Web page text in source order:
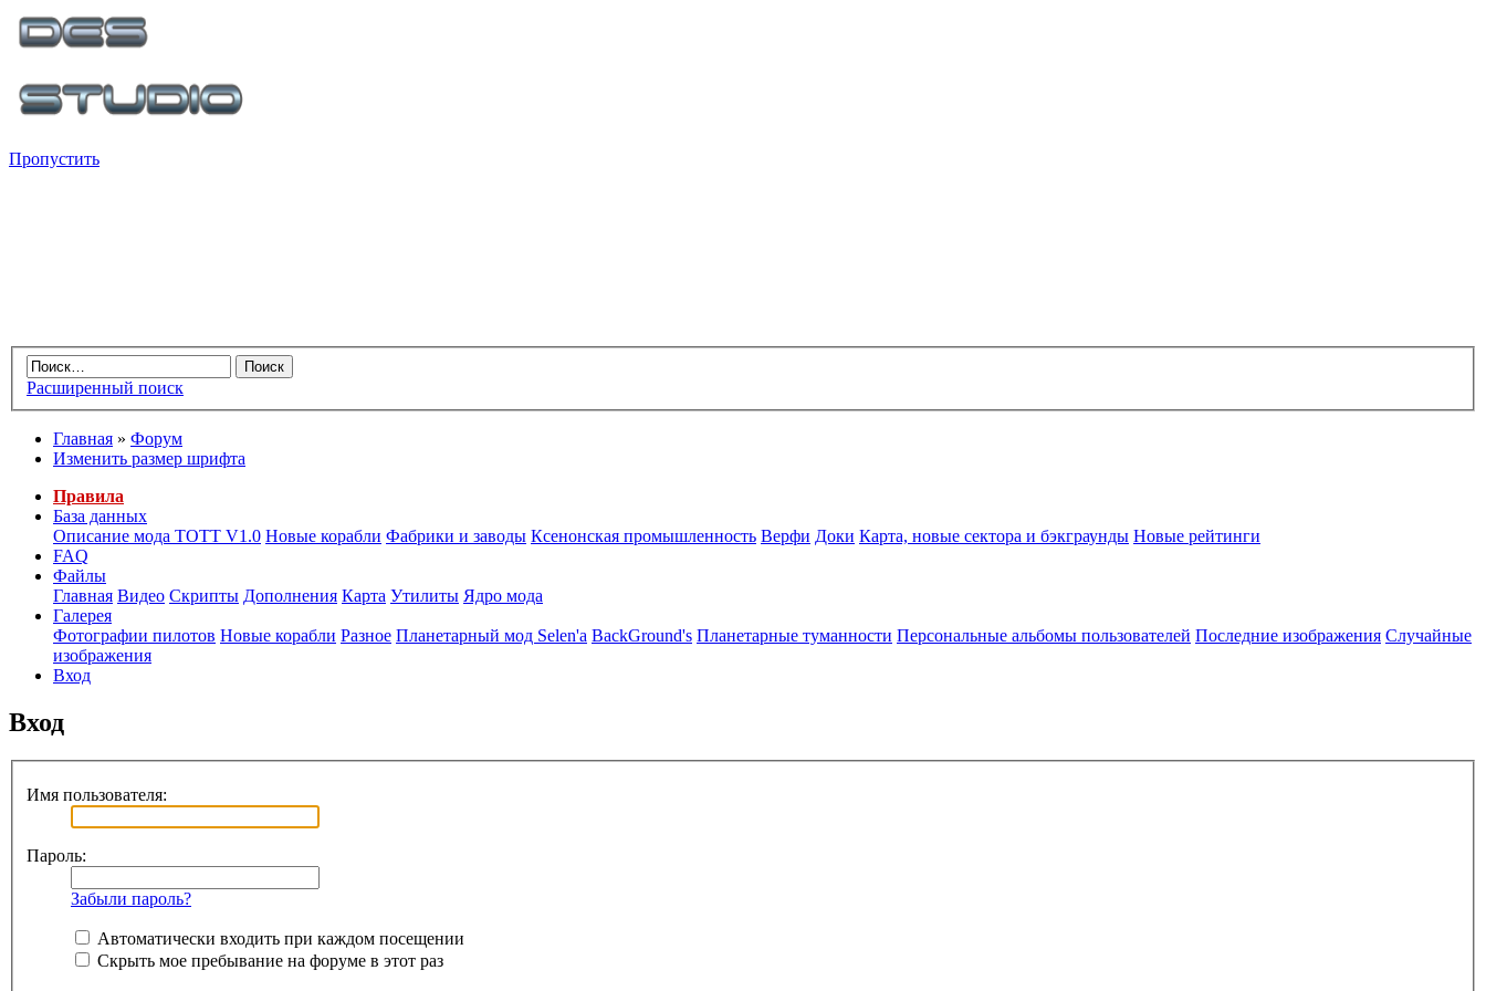
Пропустить
Расширенный поиск
Главная » Форум
Изменить размер шрифта
Правила
База данных
Описание мода ТОТТ V1.0 Новые корабли Фабрики и заводы Ксенонская промышленность Верфи Доки Карта, новые сектора и бэкграунды Новые рейтинги
FAQ
Файлы
Главная Видео Скрипты Дополнения Карта Утилиты Ядро мода
Галерея
Фотографии пилотов Новые корабли Разное Планетарный мод Selen'a BackGround's Планетарные туманности Персональные альбомы пользователей Последние изображения Случайные
изображения
Вход
Вход
Имя пользователя:
Пароль:
Забыли пароль?
Автоматически входить при каждом посещении
Скрыть мое пребывание на форуме в этот раз